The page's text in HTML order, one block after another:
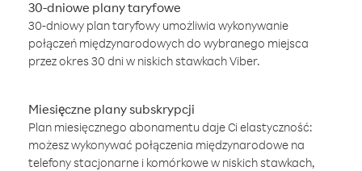
30-dniowe plany taryfowe
30-dniowy plan taryfowy umożliwia wykonywanie
połączeń międzynarodowych do wybranego miejsca
przez okres 30 dni w niskich stawkach Viber.
Miesięczne plany subskrypcji
Plan miesięcznego abonamentu daje Ci elastyczność:
możesz wykonywać połączenia międzynarodowe na
telefony stacjonarne i komórkowe w niskich stawkach,